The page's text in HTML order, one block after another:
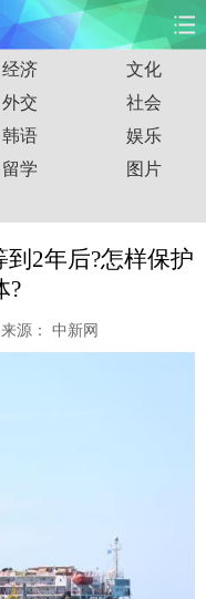
国际 财经
人事 教育
华人 汽车
英文 返回PC
经济
文化
外交
社会
韩语
娱乐
留学
图片
2年后?怎样保护
?
来源： 中新网